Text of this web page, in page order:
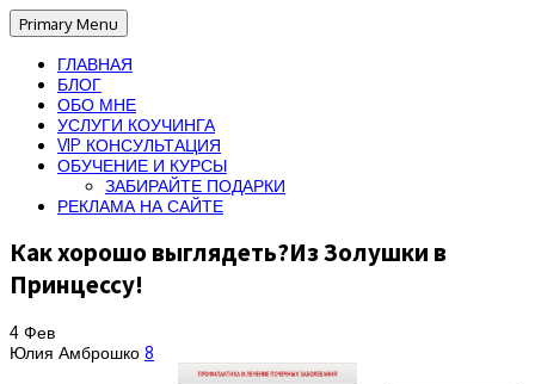
Primary Menu
ГЛАВНАЯ
БЛОГ
ОБО МНЕ
УСЛУГИ КОУЧИНГА
VIP КОНСУЛЬТАЦИЯ
ОБУЧЕНИЕ И КУРСЫ
ЗАБИРАЙТЕ ПОДАРКИ
РЕКЛАМА НА САЙТЕ
Как хорошо выглядеть?Из Золушки в
Принцессу!
4 Фев
Юлия Амброшко 8